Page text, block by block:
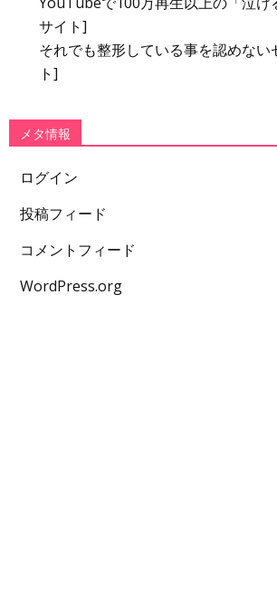
サイト]
それでも整形している事を認めない
ト]
メタ情報
ログイン
投稿フィード
コメントフィード
WordPress.org